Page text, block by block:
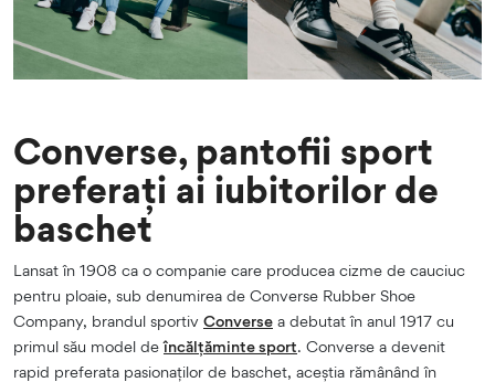
Converse, pantofii sport
preferați ai iubitorilor de
baschet
Lansat în 1908 ca o companie care producea cizme de cauciuc
pentru ploaie, sub denumirea de Converse Rubber Shoe
Company, brandul sportiv Converse a debutat în anul 1917 cu
primul său model deîncălțăminte sport. Converse a devenit
rapid preferata pasionaților de baschet, aceștia rămânând în